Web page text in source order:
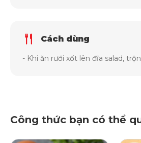
Cách dùng
- Khi ăn rưới xốt lên đĩa salad,
Công thức bạn có thể